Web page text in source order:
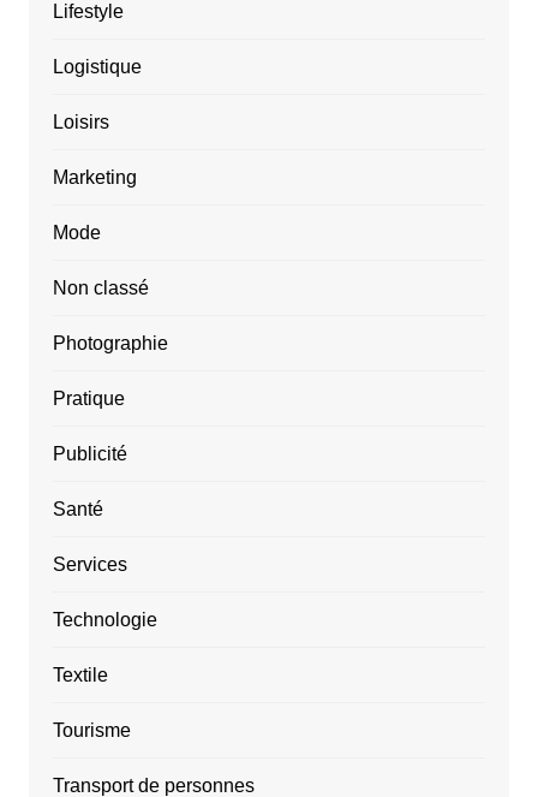
Lifestyle
Logistique
Loisirs
Marketing
Mode
Non classé
Photographie
Pratique
Publicité
Santé
Services
Technologie
Textile
Tourisme
Transport de personnes